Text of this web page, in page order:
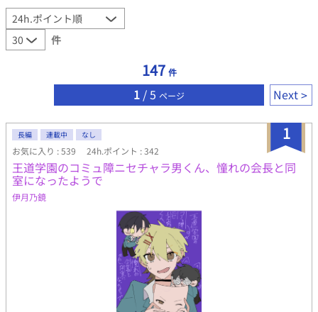
件
147 件
1 / 5 ページ Next
1
長編 連載中 なし
お気に入り : 539 24h.ポイント : 342
王道学園のコミュ障ニセチャラ男くん、憧れの会長と同
室になったようで
伊月乃鏡